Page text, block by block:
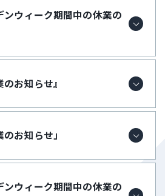
ンウィーク期間中の休業の
のお知らせ』
のお知らせ」
ンウィーク期間中の休業の